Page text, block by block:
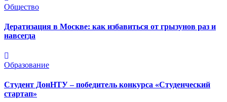
Общество
Дератизация в Москве: как избавиться от грызунов раз и
навсегда
Образование
Студент ДонНТУ – победитель конкурса «Студенческий
стартап»